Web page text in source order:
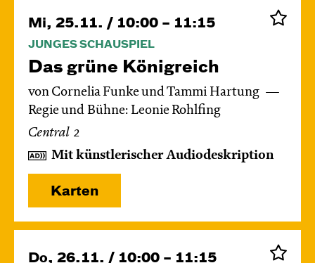
Mi, 25.11. / 10:00 – 11:15
JUNGES SCHAUSPIEL
Das grüne König­reich
von Cornelia Funke und Tammi Hartung
Regie und Bühne: Leonie Rohlfing
Central 2
Mit künstlerischer Audiodeskription
Karten
Do, 26.11. / 10:00 – 11:15